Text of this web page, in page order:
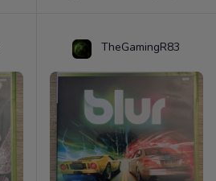
TheGamingR83